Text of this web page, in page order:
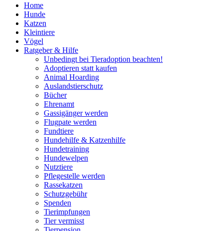
Home
Hunde
Katzen
Kleintiere
Vögel
Ratgeber & Hilfe
Unbedingt bei Tieradoption beachten!
Adoptieren statt kaufen
Animal Hoarding
Auslandstierschutz
Bücher
Ehrenamt
Gassigänger werden
Flugpate werden
Fundtiere
Hundehilfe & Katzenhilfe
Hundetraining
Hundewelpen
Nutztiere
Pflegestelle werden
Rassekatzen
Schutzgebühr
Spenden
Tierimpfungen
Tier vermisst